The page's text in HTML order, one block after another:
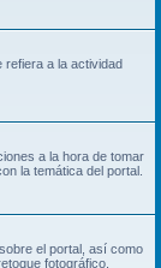
refiera a la actividad
a la hora de tomar
la temática del portal.
el portal, así como
fotográfico,